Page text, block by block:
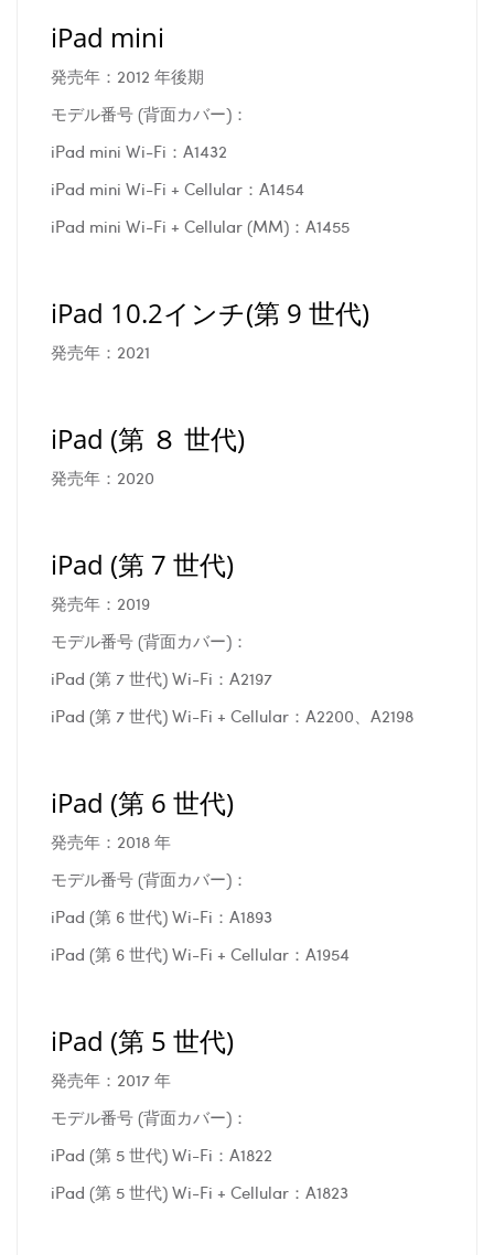
iPad mini
発売年：2012 年後期
モデル番号 (背面カバー)：
iPad mini Wi-Fi：A1432
iPad mini Wi-Fi + Cellular：A1454
iPad mini Wi-Fi + Cellular (MM)：A1455
iPad 10.2インチ(第 9 世代)
発売年：2021
iPad (第 ８ 世代)
発売年：2020
iPad (第 7 世代)
発売年：2019
モデル番号 (背面カバー)：
iPad (第 7 世代) Wi-Fi：A2197
iPad (第 7 世代) Wi-Fi + Cellular：A2200、A2198
iPad (第 6 世代)
発売年：2018 年
モデル番号 (背面カバー)：
iPad (第 6 世代) Wi-Fi：A1893
iPad (第 6 世代) Wi-Fi + Cellular：A1954
iPad (第 5 世代)
発売年：2017 年
モデル番号 (背面カバー)：
iPad (第 5 世代) Wi-Fi：A1822
iPad (第 5 世代) Wi-Fi + Cellular：A1823